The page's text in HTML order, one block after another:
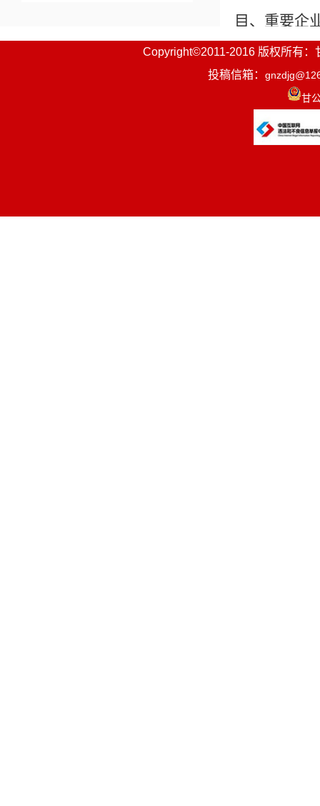
目、重要企
济发展形势
时采取有效
衔接推进
牢生态文
Copyright©2011-2016 版权所有：
投稿信箱：
甘